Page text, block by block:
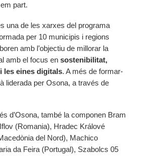
part.
una de les xarxes del programa
per 10 municipis i regions
amb l’objectiu de millorar la
amb el focus en sostenibilitat,
les eines digitals. A més de formar-
liderada per Osona, a través de
d’Osona, també la componen Bram
(Romania), Hradec Králové
del Nord), Machico
da Feira (Portugal), Szabolcs 05